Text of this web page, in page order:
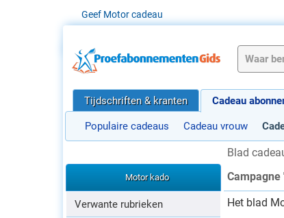
Geef Motor cadeau
Tijdschriften & kranten Cadeau
Populaire cadeaus Cadeau vrouw
Blad
Motor kado
Verwante rubrieken
Het blad